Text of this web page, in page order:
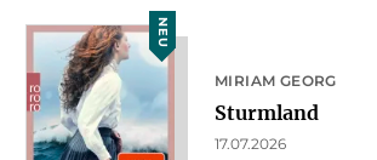
NEU
MIRIAM GEORG
Sturmland
17.07.2026